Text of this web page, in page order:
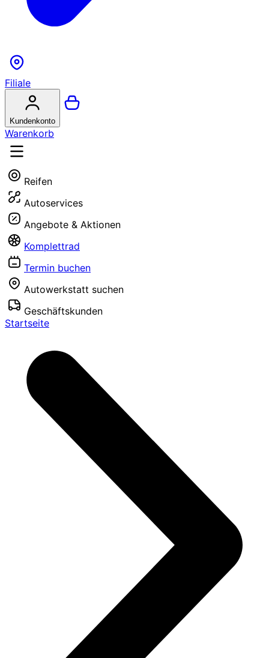
Filiale
Kundenkonto
Warenkorb
Reifen
Autoservices
Angebote & Aktionen
Komplettrad
Termin buchen
Autowerkstatt suchen
Geschäftskunden
Startseite